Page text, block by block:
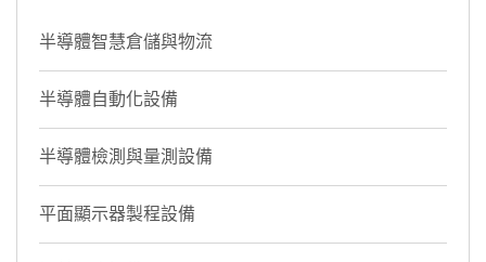
半導體智慧倉儲與物流
半導體自動化設備
半導體檢測與量測設備
平面顯示器製程設備